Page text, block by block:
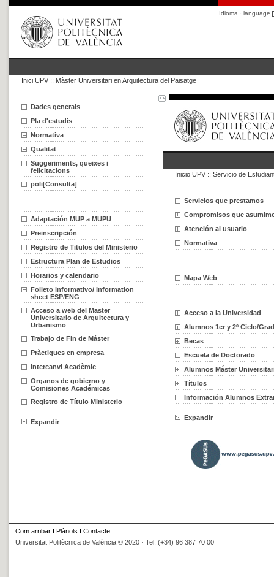
Idioma · language
Inici UPV :: Màster Universitari en Arquitectura del Paisatge
Dades generals
Pla d'estudis
Normativa
Qualitat
Suggeriments, queixes i
felicitacions
poli[Consulta]
Adaptación MUP a MUPU
Preinscripción
Registro de Titulos del Ministerio
Estructura Plan de Estudios
Horarios y calendario
Folleto informativo/ Information
sheet ESP/ENG
Acceso a web del Master
Universitario de Arquitectura y
Urbanismo
Trabajo de Fin de Máster
Pràctiques en empresa
Intercanvi Acadèmic
Organos de gobierno y
Comisiones Académicas
Registro de Título Ministerio
Expandir
Com arribar I Plànols I Contacte
Universitat Politècnica de València © 2020 · Tel. (+34) 96 387 70 00